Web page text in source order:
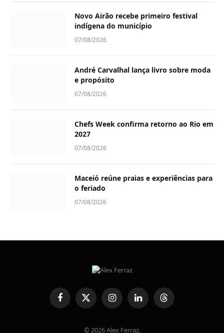
Novo Airão recebe primeiro festival
indígena do município
07/08/2026
André Carvalhal lança livro sobre moda
e propósito
07/08/2026
Chefs Week confirma retorno ao Rio em
2027
07/08/2026
Maceió reúne praias e experiências para
o feriado
07/08/2026
FacebookX
(Twitter)
InstagramLinkedInThreads
© 2026 Alex Ferraz.